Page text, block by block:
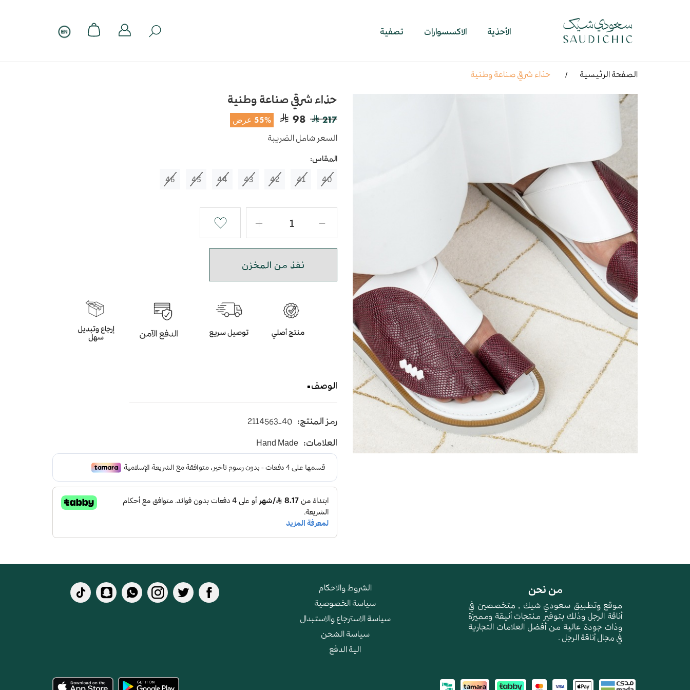
الأحذية الاكسسوارات تصفية
الصفحة الرئيسية حذاء شرقي صناعة وطنية
حذاء شرقي صناعة وطنية
217
98 55% عرض
السعر شامل الضريبة
المقاس:
40
41
42
43
44
45
46
نفذ من المخزن
الوصف
رمز المنتج: 2114563-40
العلامات: Hand Made
من نحن
موقع وتطبيق سعودي شيك , متخصصين في
أناقة الرجل وذلك بتوفير منتجات أنيقة ومميزة
وذات جودة عالية من أفضل العلامات التجارية
في مجال أناقة الرجل .
الشروط والأحكام
سياسة الخصوصية
سياسة الاسترجاع والاستبدال
سياسة الشحن
الية الدفع